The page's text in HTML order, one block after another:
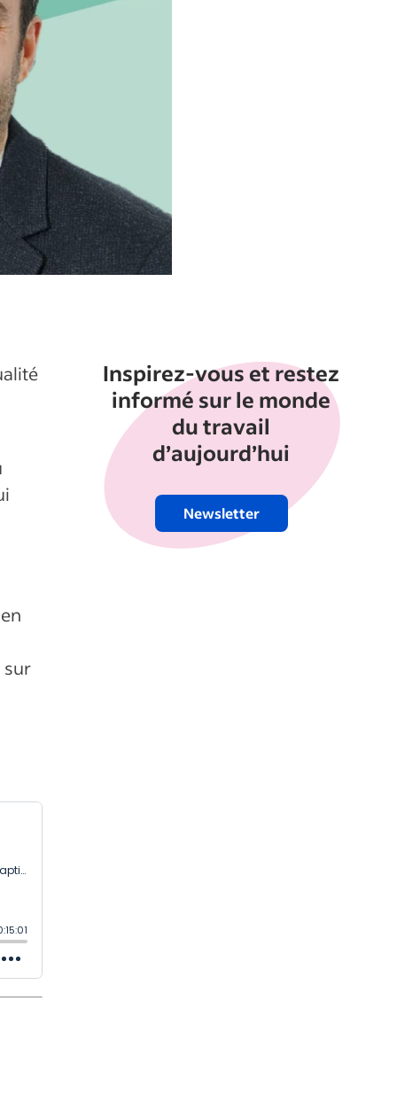
sur
Inspirez-vous et restez
informé sur le monde
du travail
d’aujourd’hui
Newsletter